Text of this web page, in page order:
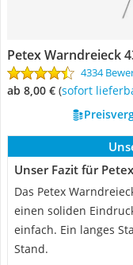
Petex Warndreieck
4334
ab 8,00 € ( Sofort
Unser Fazit für
Das Petex
einen soliden
einfach. Ein langes
Stand.